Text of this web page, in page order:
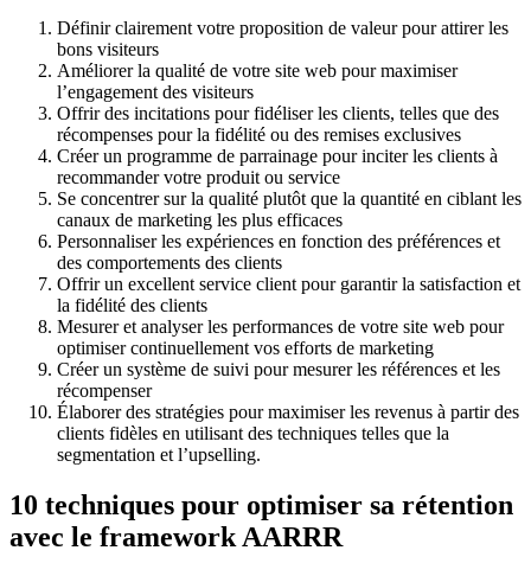
Définir clairement votre proposition de valeur pour attirer les
bons visiteurs
Améliorer la qualité de votre site web pour maximiser
l’engagement des visiteurs
Offrir des incitations pour fidéliser les clients, telles que des
récompenses pour la fidélité ou des remises exclusives
Créer un programme de parrainage pour inciter les clients à
recommander votre produit ou service
Se concentrer sur la qualité plutôt que la quantité en ciblant les
canaux de marketing les plus efficaces
Personnaliser les expériences en fonction des préférences et
des comportements des clients
Offrir un excellent service client pour garantir la satisfaction et
la fidélité des clients
Mesurer et analyser les performances de votre site web pour
optimiser continuellement vos efforts de marketing
Créer un système de suivi pour mesurer les références et les
récompenser
Élaborer des stratégies pour maximiser les revenus à partir des
clients fidèles en utilisant des techniques telles que la
segmentation et l’upselling.
10 techniques pour optimiser sa rétention
avec le framework AARRR